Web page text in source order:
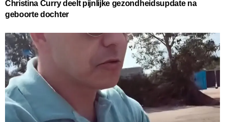
Christina Curry deelt pijnlijke gezondheidsupdate na
geboorte dochter